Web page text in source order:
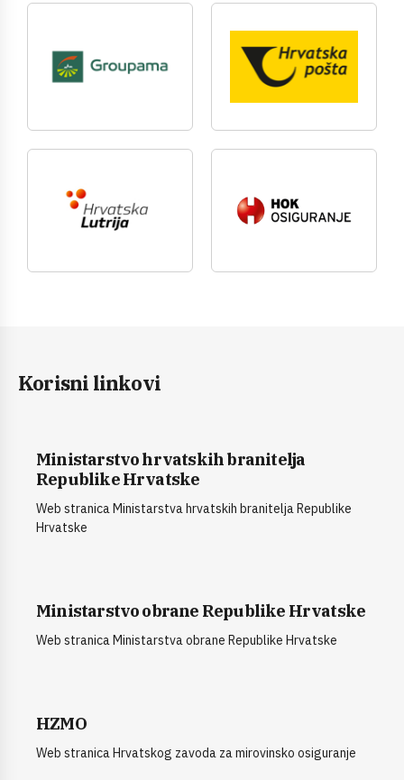
Korisni linkovi
Ministarstvo hrvatskih branitelja
Republike Hrvatske
Web stranica Ministarstva hrvatskih branitelja Republike
Hrvatske
Ministarstvo obrane Republike Hrvatske
Web stranica Ministarstva obrane Republike Hrvatske
HZMO
Web stranica Hrvatskog zavoda za mirovinsko osiguranje